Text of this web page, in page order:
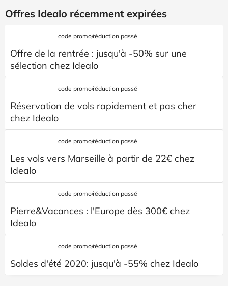
Offres Idealo récemment expirées
code promo/réduction passé
Offre de la rentrée : jusqu'à -50% sur une
sélection chez Idealo
code promo/réduction passé
Réservation de vols rapidement et pas cher
chez Idealo
code promo/réduction passé
Les vols vers Marseille à partir de 22€ chez
Idealo
code promo/réduction passé
Pierre&Vacances : l'Europe dès 300€ chez
Idealo
code promo/réduction passé
Soldes d'été 2020: jusqu'à -55% chez Idealo